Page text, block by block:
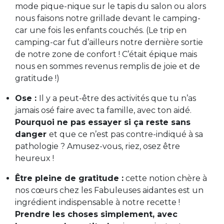
mode pique-nique sur le tapis du salon ou alors
nous faisons notre grillade devant le camping-
car une fois les enfants couchés. (Le trip en
camping-car fut d’ailleurs notre dernière sortie
de notre zone de confort ! C’était épique mais
nous en sommes revenus remplis de joie et de
gratitude !)
Ose : Il y a peut-être des activités que tu n’as
jamais osé faire avec ta famille, avec ton aidé.
Pourquoi ne pas essayer si ça reste sans
danger et que ce n’est pas contre-indiqué à sa
pathologie ? Amusez-vous, riez, osez être
heureux !
Être pleine de gratitude : cette notion chère à
nos cœurs chez les Fabuleuses aidantes est un
ingrédient indispensable à notre recette !
Prendre les choses simplement, avec